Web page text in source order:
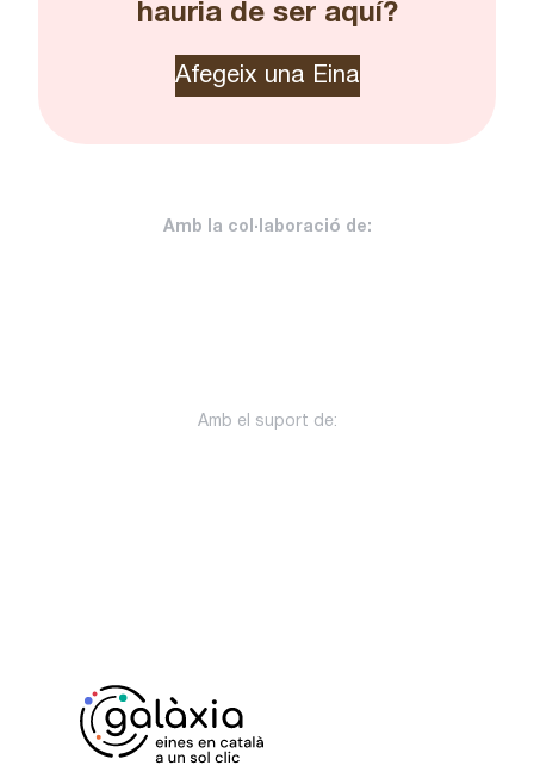
hauria de ser aquí?
Afegeix una Eina
Amb la col·laboració de:
Amb el suport de: